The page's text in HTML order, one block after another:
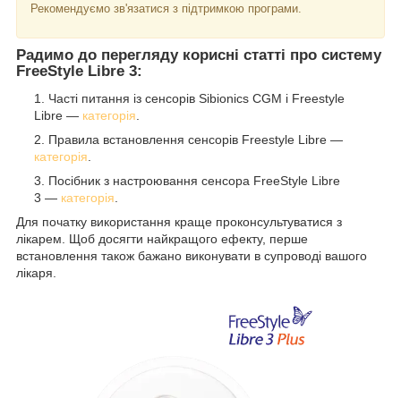
Рекомендуємо зв'язатися з підтримкою програми.
Радимо до перегляду корисні статті про систему
FreeStyle Libre 3:
Часті питання із сенсорів Sibionics CGM і Freestyle
Libre — категорія.
Правила встановлення сенсорів Freestyle Libre —
категорія.
Посібник з настроювання сенсора FreeStyle Libre
3 — категорія.
Для початку використання краще проконсультуватися з
лікарем. Щоб досягти найкращого ефекту, перше
встановлення також бажано виконувати в супроводі вашого
лікаря.